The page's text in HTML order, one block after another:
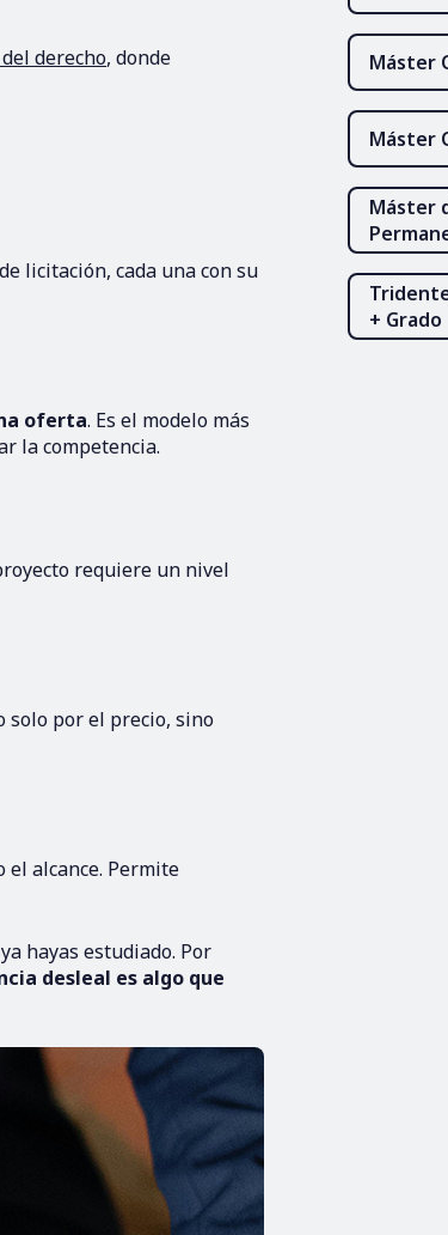
derecho, donde
licitación, cada una con su
oferta. Es el modelo más
la competencia.
requiere un nivel
solo por el precio, sino
alcance. Permite
hayas estudiado. Por
desleal es algo que
Máster
Máster
Máster
+ Grado